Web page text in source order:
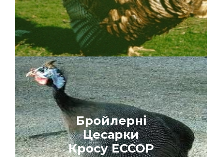
Бройлерні
Цесарки
КросуЕССОР